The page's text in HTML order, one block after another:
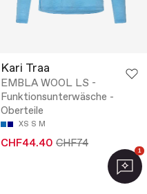
Kari Traa
EMBLA WOOL LS -
Funktionsunterwäsche -
Oberteile
XS S M
CHF44.40 CHF74
1